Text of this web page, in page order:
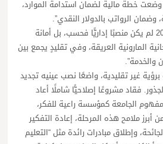
وضعت خطة مالية لضمان استدامة الموارد،
وضمان الرواتب بالدولار النقدي”.
وأكد أن ما “تَسلّمه عام 2019 لم يكن منصبًا إداريًّا فحسب، بل أمانة
المارونية العريقة، وفي تقليدٍ يجمع بين
والخدمة”.
برؤية غير تقليدية، واضعًا نصب عينيه تجديد
فقاد مشروعًا إصلاحيًّا شاملًا أعاد
الجامعة كمؤسسة راعية للفكر،
أبرز ملامح هذه المرحلة، إعادة التفكير
وإطلاق مبادرات رائدة مثل “التعليم